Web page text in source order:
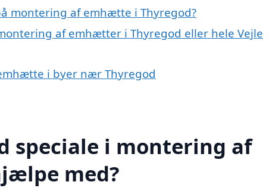
montering af emhætte i Thyregod?
af emhætter i Thyregod eller hele Vejle
i byer nær Thyregod
speciale i montering af
med?